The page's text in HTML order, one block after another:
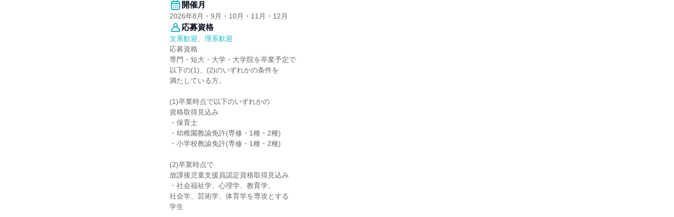
開催月
2026年8月・9月・10月・11月・12月
応募資格
文系歓迎、理系歓迎
応募資格
専門・短大・大学・大学院を卒業予定で
以下の(1)、(2)のいずれかの条件を
満たしている方。
(1)卒業時点で以下のいずれかの
資格取得見込み
・保育士
・幼稚園教諭免許(専修・1種・2種)
・小学校教諭免許(専修・1種・2種)
(2)卒業時点で
放課後児童支援員認定資格取得見込み
・社会福祉学、心理学、教育学、
社会学、芸術学、体育学を専攻とする
学生